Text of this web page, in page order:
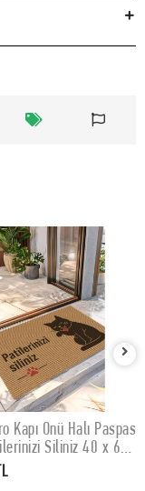
SEPETE EKLE
Kapı Önü Halı Paspas
Siliniz 40 x 60